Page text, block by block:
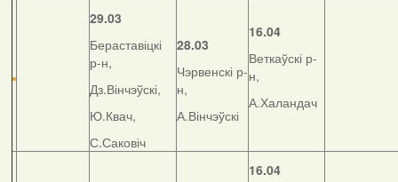
29.03
Бераставіцкі
р-н,
Дз.Вінчэўскі,
Ю.Квач,
С.Саковіч
28.03
Чэрвенскі р-
н,
А.Вінчэўскі
16.04
Веткаўскі р-
н,
А.Халандач
16.04